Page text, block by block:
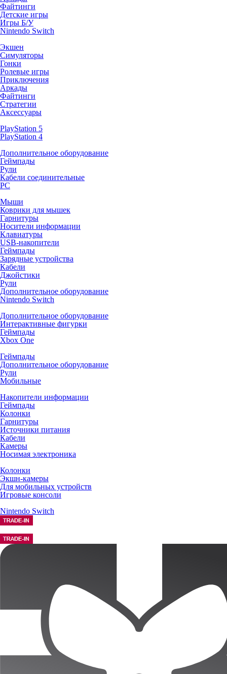
Файтинги
Детские игры
Игры Б/У
Nintendo Switch
Экшен
Симуляторы
Гонки
Ролевые игры
Приключения
Аркады
Файтинги
Стратегии
Аксессуары
PlayStation 5
PlayStation 4
Дополнительное оборудование
Геймпады
Рули
Кабели соединительные
PC
Мыши
Коврики для мышек
Гарнитуры
Носители информации
Клавиатуры
USB-накопители
Геймпады
Зарядные устройства
Кабели
Джойстики
Рули
Дополнительное оборудование
Nintendo Switch
Дополнительное оборудование
Интерактивные фигурки
Геймпады
Xbox One
Геймпады
Дополнительное оборудование
Рули
Мобильные
Накопители информации
Геймпады
Колонки
Гарнитуры
Источники питания
Кабели
Камеры
Носимая электроника
Колонки
Экшн-камеры
Для мобильных устройств
Игровые консоли
Nintendo Switch